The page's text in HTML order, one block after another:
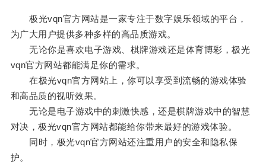
极光vqn官方网站是一家专注于数字娱乐领域的平台，
为广大用户提供多种多样的高品质游戏。
无论你是喜欢电子游戏、棋牌游戏还是体育博彩，极光
vqn官方网站都能满足你的需求。
在极光vqn官方网站上，你可以享受到流畅的游戏体验
和高品质的视听效果。
无论是电子游戏中的刺激快感，还是棋牌游戏中的智慧
对决，极光vqn官方网站都能给你带来最好的游戏体验。
同时，极光vqn官方网站还注重用户的安全和隐私保
护。